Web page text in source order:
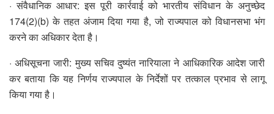
· संवैधानिक आधार: इस पूरी कार्रवाई को भारतीय संविधान के अनुच्छेद
174(2)(b) के तहत अंजाम दिया गया है, जो राज्यपाल को विधानसभा भंग
करने का अधिकार देता है।
· अधिसूचना जारी: मुख्य सचिव दुष्यंत नारियाला ने आधिकारिक आदेश जारी
कर बताया कि यह निर्णय राज्यपाल के निर्देशों पर तत्काल प्रभाव से लागू
किया गया है।